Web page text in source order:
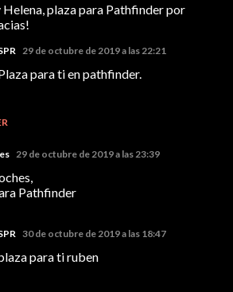
Helena, plaza para Pathfinder por
29 de octubre de 2019 a las 22:21
para ti en pathfinder.
29 de octubre de 2019 a las 23:39
Pathfinder
30 de octubre de 2019 a las 18:47
para ti ruben